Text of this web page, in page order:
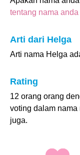
tentang nama anda
Arti dari Helga
Arti nama Helga
Rating
12 orang orang
voting dalam nama
juga.